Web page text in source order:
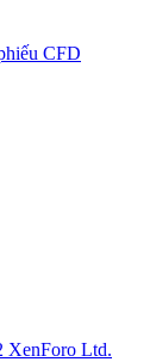
CFD
XenForo Ltd.